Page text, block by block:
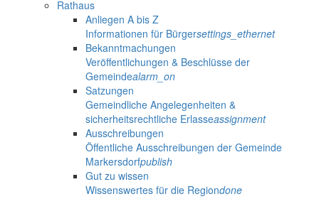
Rathaus
Anliegen A bis Z
Informationen für Bürgersettings_ethernet
Bekanntmachungen
Veröffentlichungen & Beschlüsse der
Gemeindealarm_on
Satzungen
Gemeindliche Angelegenheiten &
sicherheitsrechtliche Erlasseassignment
Ausschreibungen
Öffentliche Ausschreibungen der Gemeinde
Markersdorfpublish
Gut zu wissen
Wissenswertes für die Regiondone